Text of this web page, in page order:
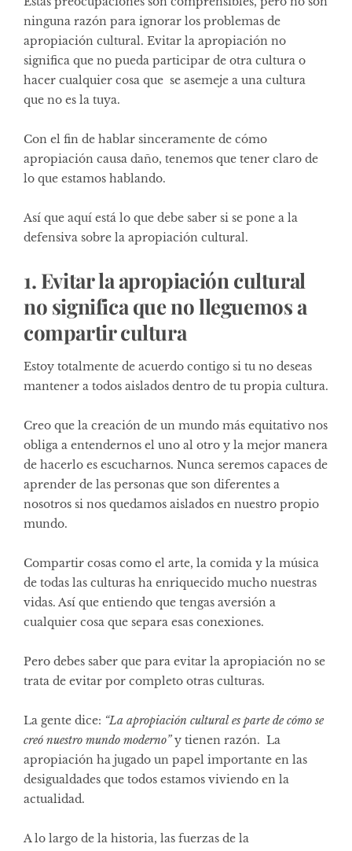
ninguna razón para ignorar los problemas de
apropiación cultural. Evitar la apropiación no
significa que no pueda participar de otra cultura o
hacer cualquier cosa que se asemeje a una cultura
que no es la tuya.
Con el fin de hablar sinceramente de cómo
apropiación causa daño, tenemos que tener claro de
lo que estamos hablando.
Así que aquí está lo que debe saber si se pone a la
defensiva sobre la apropiación cultural.
1. Evitar la apropiación cultural
no significa que no lleguemos a
compartir cultura
Estoy totalmente de acuerdo contigo si tu no deseas
mantener a todos aislados dentro de tu propia cultura.
Creo que la creación de un mundo más equitativo nos
obliga a entendernos el uno al otro y la mejor manera
de hacerlo es escucharnos. Nunca seremos capaces de
aprender de las personas que son diferentes a
nosotros si nos quedamos aislados en nuestro propio
mundo.
Compartir cosas como el arte, la comida y la música
de todas las culturas ha enriquecido mucho nuestras
vidas. Así que entiendo que tengas aversión a
cualquier cosa que separa esas conexiones.
Pero debes saber que para evitar la apropiación no se
trata de evitar por completo otras culturas.
La gente dice: “La apropiación cultural es parte de cómo se
creó nuestro mundo moderno”y tienen razón. La
apropiación ha jugado un papel importante en las
desigualdades que todos estamos viviendo en la
actualidad.
A lo largo de la historia, las fuerzas de la